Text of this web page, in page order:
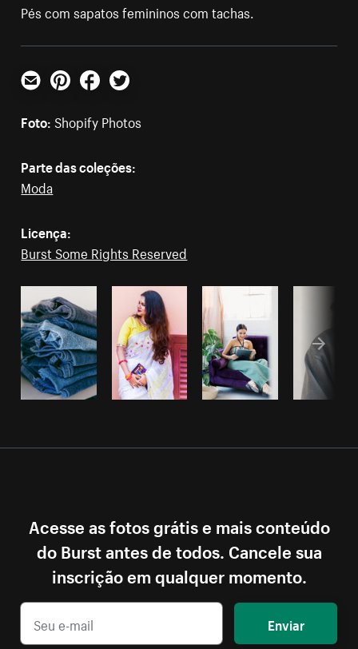
Pés com sapatos femininos com tachas.
E-mailPinterestFacebookTwitter
Foto: Shopify Photos
Parte das coleções:
Moda
Licença:
Burst Some Rights Reserved
Acesse as fotos grátis e mais conteúdo
do Burst antes de todos. Cancele sua
inscrição em qualquer momento.
Enviar